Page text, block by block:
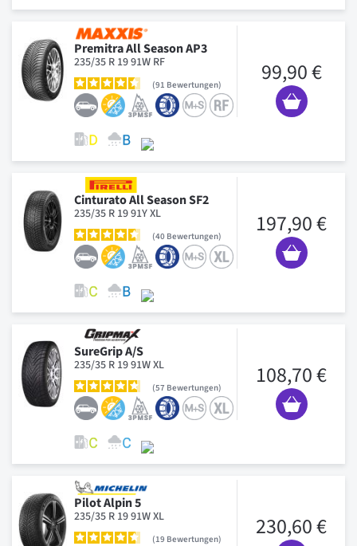
Premitra All Season AP3
235/35 R 19 91W RF
91 Bewertungen 99,90 €
Cinturato All Season SF2
235/35 R 19 91Y XL
40 Bewertungen 197,90 €
SureGrip A/S
235/35 R 19 91W XL
57 Bewertungen 108,70 €
Pilot Alpin 5
235/35 R 19 91W XL
19 Bewertungen 230,60 €